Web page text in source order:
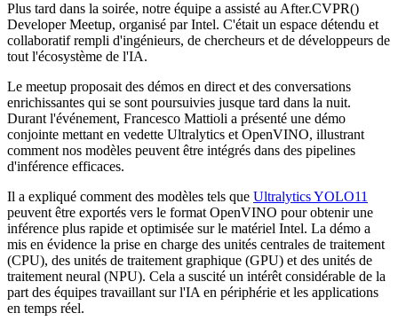
Plus tard dans la soirée, notre équipe a assisté au After.CVPR()
Developer Meetup, organisé par Intel. C'était un espace détendu et
collaboratif rempli d'ingénieurs, de chercheurs et de développeurs de
tout l'écosystème de l'IA.
Le meetup proposait des démos en direct et des conversations
enrichissantes qui se sont poursuivies jusque tard dans la nuit.
Durant l'événement, Francesco Mattioli a présenté une démo
conjointe mettant en vedette Ultralytics et OpenVINO, illustrant
comment nos modèles peuvent être intégrés dans des pipelines
d'inférence efficaces.
Il a expliqué comment des modèles tels que Ultralytics YOLO11
peuvent être exportés vers le format OpenVINO pour obtenir une
inférence plus rapide et optimisée sur le matériel Intel. La démo a
mis en évidence la prise en charge des unités centrales de traitement
(CPU), des unités de traitement graphique (GPU) et des unités de
traitement neural (NPU). Cela a suscité un intérêt considérable de la
part des équipes travaillant sur l'IA en périphérie et les applications
en temps réel.